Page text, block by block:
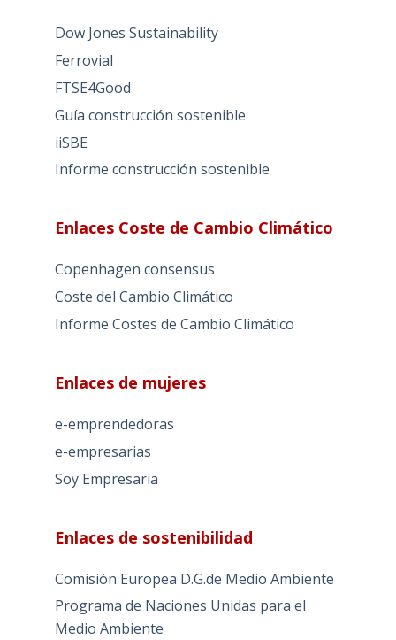
Dow Jones Sustainability
Ferrovial
FTSE4Good
Guía construcción sostenible
iiSBE
Informe construcción sostenible
Enlaces Coste de Cambio Climático
Copenhagen consensus
Coste del Cambio Climático
Informe Costes de Cambio Climático
Enlaces de mujeres
e-emprendedoras
e-empresarias
Soy Empresaria
Enlaces de sostenibilidad
Comisión Europea D.G.de Medio Ambiente
Programa de Naciones Unidas para el
Medio Ambiente